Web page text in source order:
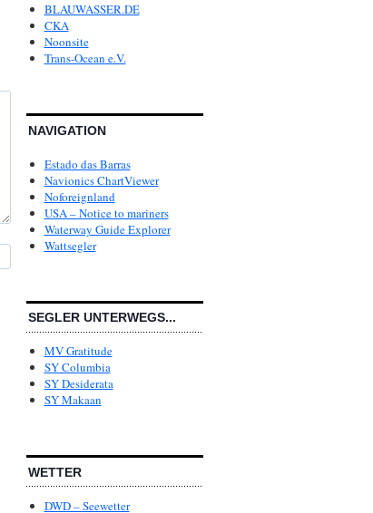
BLAUWASSER.DE
CKA
Noonsite
Trans-Ocean e.V.
NAVIGATION
Estado das Barras
Navionics ChartViewer
Noforeignland
USA – Notice to mariners
Waterway Guide Explorer
Wattsegler
SEGLER UNTERWEGS...
MV Gratitude
SY Columbia
SY Desiderata
SY Makaan
WETTER
DWD – Seewetter